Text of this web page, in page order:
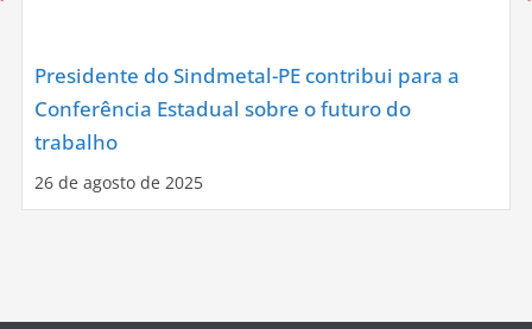
Presidente do Sindmetal-PE contribui para a
Conferência Estadual sobre o futuro do
trabalho
26 de agosto de 2025